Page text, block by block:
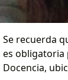
Se recuerda
es obligatoria
Docencia,